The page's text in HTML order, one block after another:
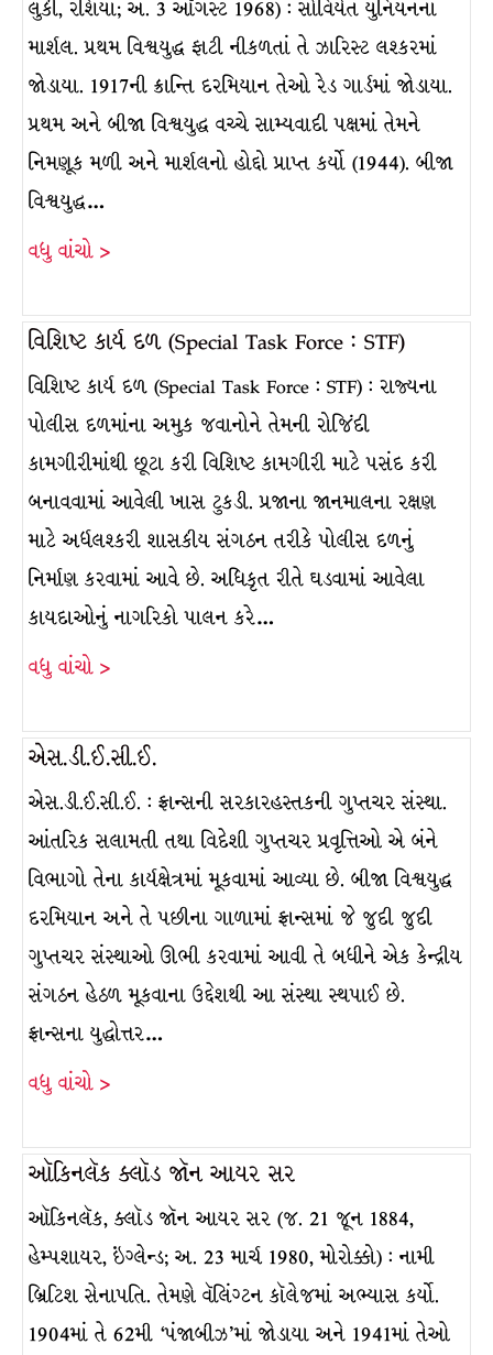
લુકી, રશિયા; અ. 3 ઑગસ્ટ 1968) : સોવિયેત યુનિયનના
માર્શલ. પ્રથમ વિશ્વયુદ્ધ ફાટી નીકળતાં તે ઝારિસ્ટ લશ્કરમાં
જોડાયા. 1917ની ક્રાન્તિ દરમિયાન તેઓ રેડ ગાર્ડમાં જોડાયા.
પ્રથમ અને બીજા વિશ્વયુદ્ધ વચ્ચે સામ્યવાદી પક્ષમાં તેમને
નિમણૂક મળી અને માર્શલનો હોદ્દો પ્રાપ્ત કર્યો (1944). બીજા
વિશ્વયુદ્ધ…
વધુ વાંચો >
વિશિષ્ટ કાર્ય દળ (Special Task Force : STF)
વિશિષ્ટ કાર્ય દળ (Special Task Force : STF) : રાજ્યના
પોલીસ દળમાંના અમુક જવાનોને તેમની રોજિંદી
કામગીરીમાંથી છૂટા કરી વિશિષ્ટ કામગીરી માટે પસંદ કરી
બનાવવામાં આવેલી ખાસ ટુકડી. પ્રજાના જાનમાલના રક્ષણ
માટે અર્ધલશ્કરી શાસકીય સંગઠન તરીકે પોલીસ દળનું
નિર્માણ કરવામાં આવે છે. અધિકૃત રીતે ઘડવામાં આવેલા
કાયદાઓનું નાગરિકો પાલન કરે…
વધુ વાંચો >
એસ.ડી.ઈ.સી.ઈ.
એસ.ડી.ઈ.સી.ઈ. : ફ્રાન્સની સરકારહસ્તકની ગુપ્તચર સંસ્થા.
આંતરિક સલામતી તથા વિદેશી ગુપ્તચર પ્રવૃત્તિઓ એ બંને
વિભાગો તેના કાર્યક્ષેત્રમાં મૂકવામાં આવ્યા છે. બીજા વિશ્વયુદ્ધ
દરમિયાન અને તે પછીના ગાળામાં ફ્રાન્સમાં જે જુદી જુદી
ગુપ્તચર સંસ્થાઓ ઊભી કરવામાં આવી તે બધીને એક કેન્દ્રીય
સંગઠન હેઠળ મૂકવાના ઉદ્દેશથી આ સંસ્થા સ્થપાઈ છે.
ફ્રાન્સના યુદ્ધોત્તર…
વધુ વાંચો >
ઑકિનલૅક ક્લૉડ જૉન આયર સર
ઑકિનલૅક, ક્લૉડ જૉન આયર સર (જ. 21 જૂન 1884,
હેમ્પશાયર, ઇંગ્લેન્ડ; અ. 23 માર્ચ 1980, મોરોક્કો) : નામી
બ્રિટિશ સેનાપતિ. તેમણે વૅલિંગ્ટન કૉલેજમાં અભ્યાસ કર્યો.
1904માં તે 62મી ‘પંજાબીઝ’માં જોડાયા અને 1941માં તેઓ